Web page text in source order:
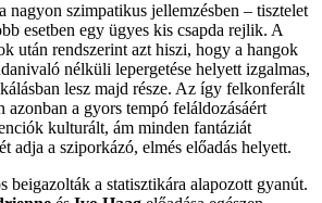
nagyon szimpatikus jellemzésben – tisztelet
esetben egy ügyes kis csapda rejlik. A
után rendszerint azt hiszi, hogy a hangok
nélküli lepergetése helyett izgalmas,
lesz majd része. Az így felkonferált
azonban a gyors tempó feláldozásáért
kulturált, ám minden fantáziát
adja a sziporkázó, elmés előadás helyett.
beigazolták a statisztikára alapozott gyanút.